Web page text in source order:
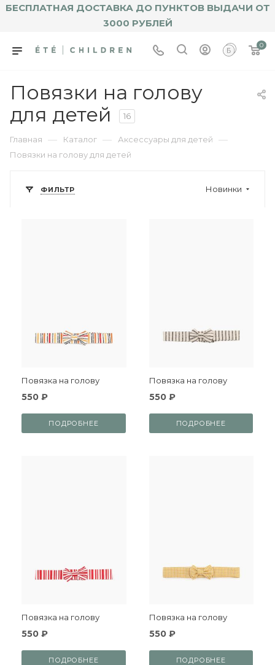
БЕСПЛАТНАЯ ДОСТАВКА ДО ПУНКТОВ ВЫДАЧИ ОТ
3000 РУБЛЕЙ
0
Повязки на голову
для детей
16
Главная — Каталог — Аксессуары для детей —
Повязки на голову для детей
ФИЛЬТР Новинки
Повязка на голову
550 ₽
ПОДРОБНЕЕ
Повязка на голову
550 ₽
ПОДРОБНЕЕ
Повязка на голову
550 ₽
ПОДРОБНЕЕ
Повязка на голову
550 ₽
ПОДРОБНЕЕ